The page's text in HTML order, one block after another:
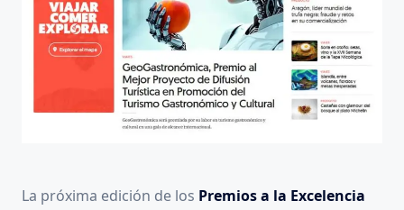
La próxima edición de los Premios a la Excelencia